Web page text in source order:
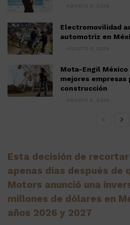
AGOSTO 6, 2026
Electromovilidad
automotriz en
AGOSTO 6, 2026
Mota-Engil
mejores empresas
construcción
AGOSTO 6, 2026
Esta decisión de
apenas días después de
Motors anunció una
millones de dólares en
años 2026 y 2027